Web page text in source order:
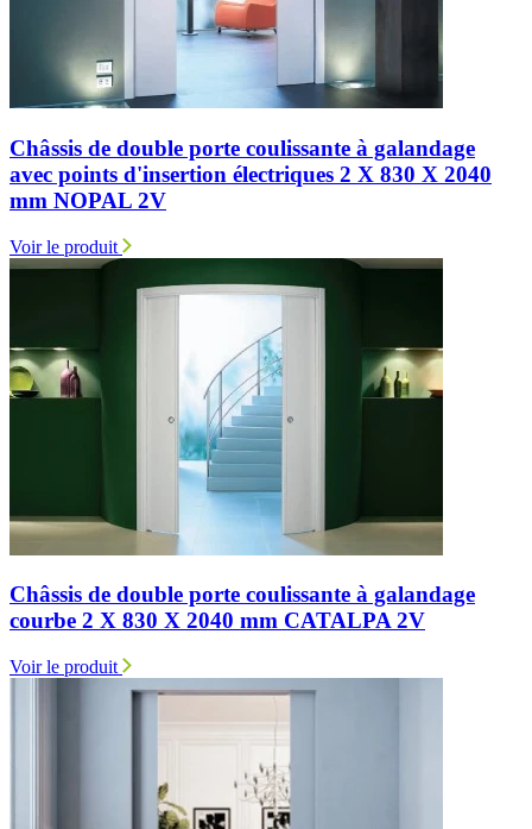
Châssis de double porte coulissante à galandage
avec points d'insertion électriques 2 X 830 X 2040
mm NOPAL 2V
Voir le produit
Châssis de double porte coulissante à galandage
courbe 2 X 830 X 2040 mm CATALPA 2V
Voir le produit